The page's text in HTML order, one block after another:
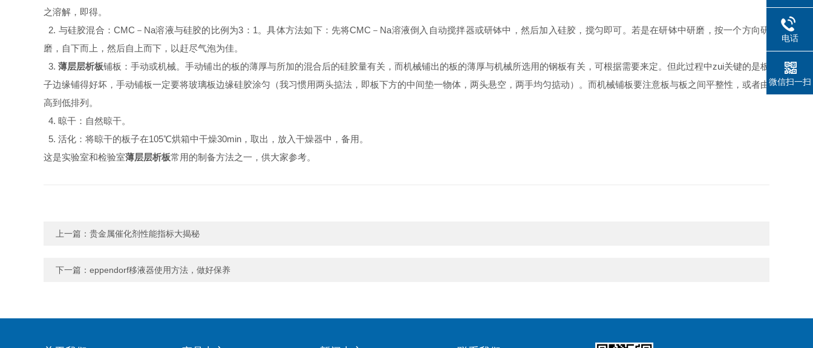
之溶解，即得。
2. 与硅胶混合：CMC－Na溶液与硅胶的比例为3：1。具体方法如下：先将CMC－Na溶液倒入自动搅拌器或研钵中，然后加入硅胶，搅匀即可。若是在研钵中研磨，按一个方向研
磨，自下而上，然后自上而下，以赶尽气泡为佳。
3.薄层层析板铺板：手动或机械。手动铺出的板的薄厚与所加的混合后的硅胶量有关，而机械铺出的板的薄厚与机械所选用的钢板有关，可根据需要来定。但此过程中zui关键的是板
子边缘铺得好坏，手动铺板一定要将玻璃板边缘硅胶涂匀（我习惯用两头掂法，即板下方的中间垫一物体，两头悬空，两手均匀掂动）。而机械铺板要注意板与板之间平整性，或者由
高到低排列。
4. 晾干：自然晾干。
5. 活化：将晾干的板子在105℃烘箱中干燥30min，取出，放入干燥器中，备用。
这是实验室和检验室薄层层析板常用的制备方法之一，供大家参考。
上一篇： 贵金属催化剂性能指标大揭秘
下一篇： eppendorf移液器使用方法，做好保养
电话
微信扫一扫